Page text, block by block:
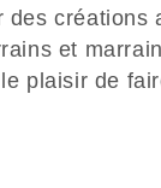
créations
et
plaisir de